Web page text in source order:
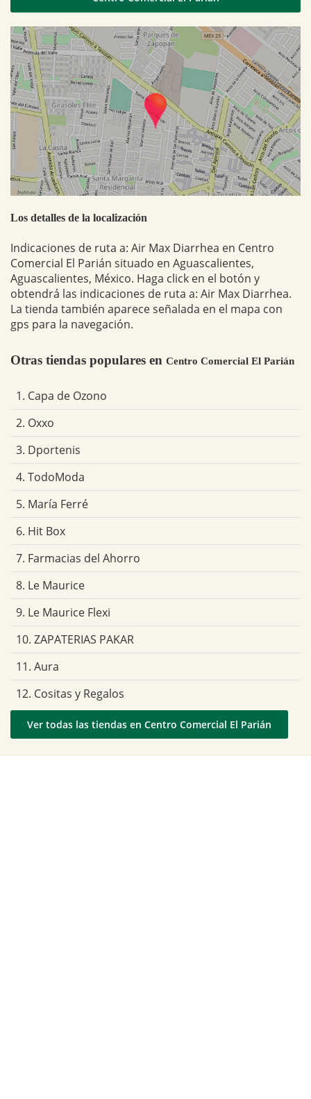
Los detalles de la localización
Indicaciones de ruta a: Air Max Diarrhea en Centro
Comercial El Parián situado en Aguascalientes,
Aguascalientes, México. Haga click en el botón y
obtendrá las indicaciones de ruta a: Air Max Diarrhea.
La tienda también aparece señalada en el mapa con
gps para la navegación.
Otras tiendas populares en Centro Comercial El Parián
1. Capa de Ozono
2. Oxxo
3. Dportenis
4. TodoModa
5. María Ferré
6. Hit Box
7. Farmacias del Ahorro
8. Le Maurice
9. Le Maurice Flexi
10. ZAPATERIAS PAKAR
11. Aura
12. Cositas y Regalos
Ver todas las tiendas en Centro Comercial El Parián